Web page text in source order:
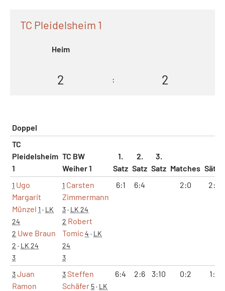
TC Pleidelsheim 1
Heim
2 : 2
Doppel
TC
Pleidelsheim
1
TC BW
Weiher 1
1.
Satz
2.
Satz
3.
Satz Matches Sätze
1 Ugo
Margarit
Münzel 1 · LK
24
2 Uwe Braun
2 · LK 24
3
1 Carsten
Zimmermann
3· LK 24
2 Robert
Tomic4 · LK
24
3
6:1 6:4 2:0 2:0
3Juan
Ramon
3Steffen
Schäfer 5· LK
6:4 2:6 3:10 0:2 1:2